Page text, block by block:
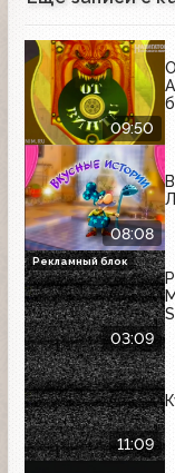
09:50
08:08
03:09
Рекламный блок
11:09